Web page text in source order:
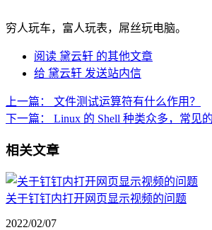
穷人玩车，富人玩表，屌丝玩电脑。
阅读 黛云轩 的其他文章
给 黛云轩 发送站内信
上一篇：
文件测试运算符有什么作用？
下一篇：
Linux 的 Shell 种类众多，常见
相关文章
关于钉钉内打开网页显示视频的问题
2022/02/07